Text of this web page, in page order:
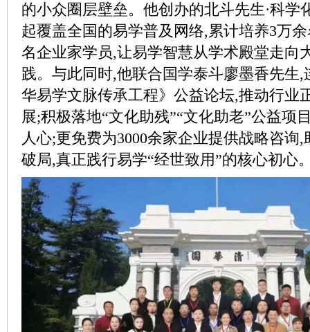
的小众圈层壁垒。他创办的北斗先生·科学
起覆盖全国的易学普及网络,累计培养3万
名企业家学员,让易学智慧从学术殿堂走向
践。与此同时,他联合国学泰斗廖墨香先生,
华易学文脉传承工程》公益论坛,推动行业
展;积极落地“文化助残”“文化助老”公益项
人心;更免费为3000余家企业提供战略咨询
破局,真正践行易学“经世致用”的核心初心